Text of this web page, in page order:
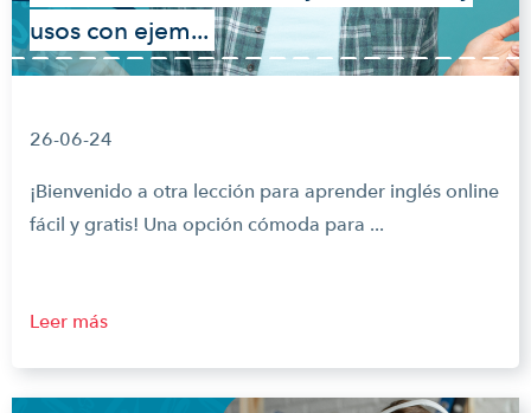
usos con ejem...
26-06-24
¡Bienvenido a otra lección para aprender inglés online
fácil y gratis! Una opción cómoda para ...
Leer más